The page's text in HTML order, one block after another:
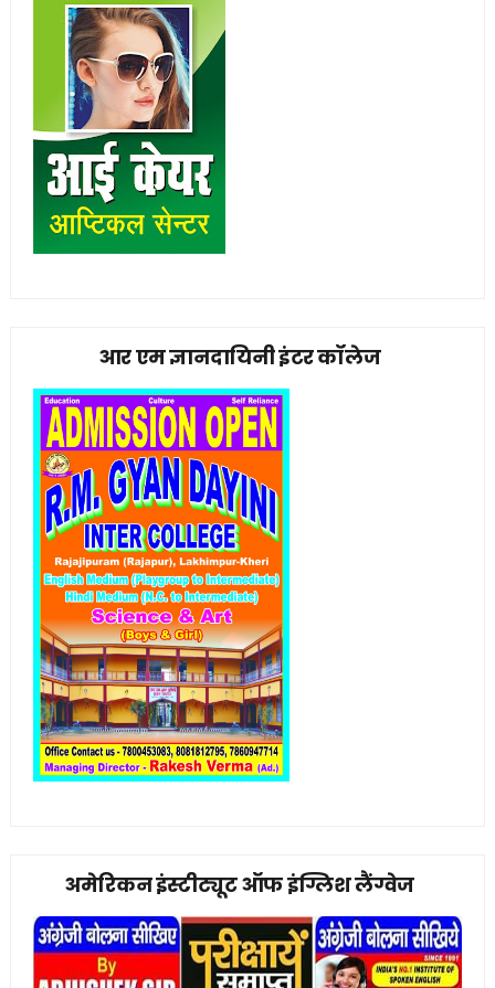
आर एम ज्ञानदायिनी इंटर कॉलेज
अमेरिकन इंस्टीट्यूट ऑफ इंग्लिश लैंग्वेज